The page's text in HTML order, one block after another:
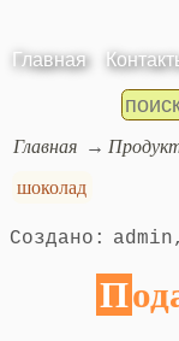
Главная
Главная
шоколад
admin